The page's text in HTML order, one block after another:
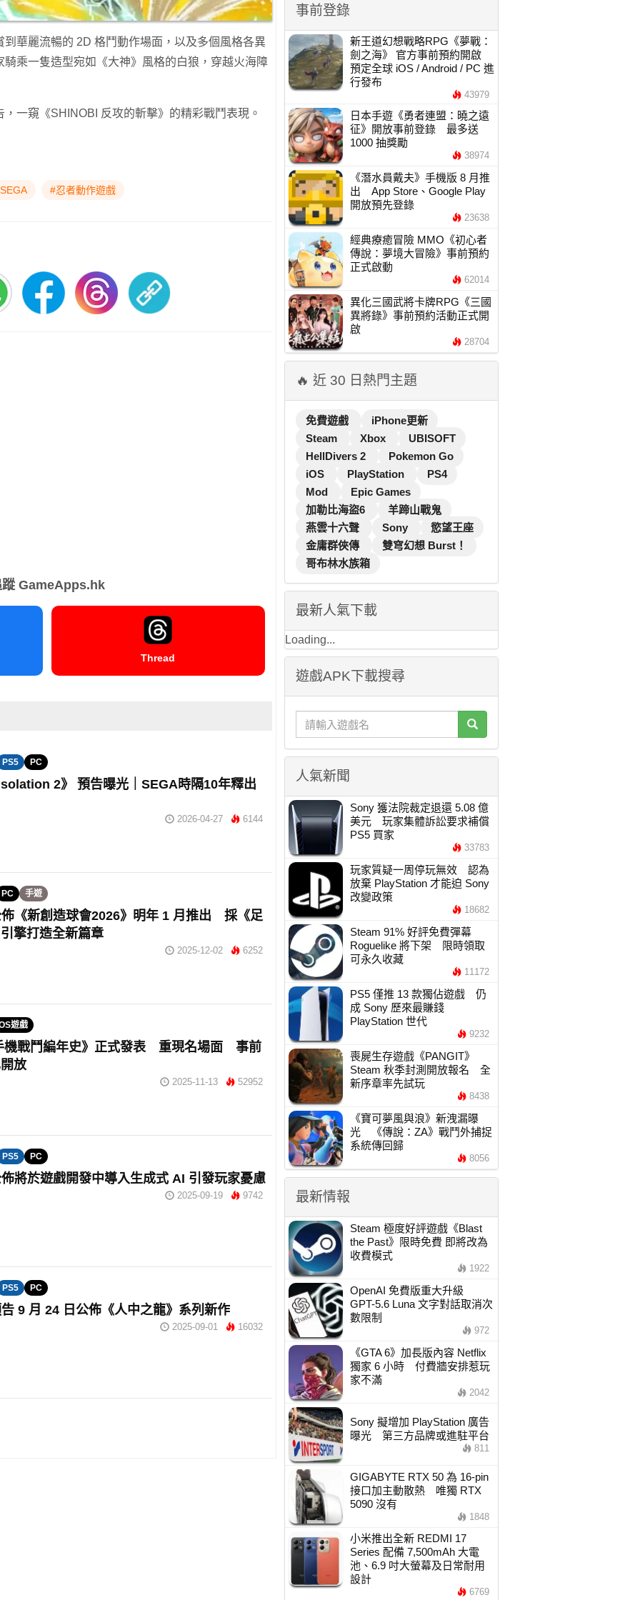
華麗流暢的 2D 格鬥動作場面，以及多個風格各異
乘一隻造型宛如《大神》風格的白狼，穿越火海障
一窺《SHINOBI 反攻的斬擊》的精彩戰鬥表現。
#忍者動作遊戲
蹤 GameApps.hk
Thread
PS5 PC
2》 預告曝光｜SEGA時隔10年釋出
2026-04-27 6144
PC 手遊
《新創造球會2026》明年 1 月推出 採《足
擎打造全新篇章
2025-12-02 6252
遊戲
機戰鬥編年史》正式發表 重現名場面 事前
放
2025-11-13 52952
PS5 PC
將於遊戲開發中導入生成式 AI 引發玩家憂慮
2025-09-19 9742
PS5 PC
9 月 24 日公佈《人中之龍》系列新作
2025-09-01 16032
事前登錄
新王道幻想戰略RPG《夢戰：
劍之海》 官方事前預約開啟
預定全球 iOS / Android / PC 進
行發布
43979
日本手遊《勇者連盟：曉之遠
征》開放事前登錄 最多送
1000 抽獎勵
38974
《潛水員戴夫》手機版 8 月推
出 App Store、Google Play
開放預先登錄
23638
經典療癒冒險 MMO《初心者
傳說：夢境大冒險》事前預約
正式啟動
62014
異化三國武將卡牌RPG《三國
異將錄》事前預約活動正式開
啟
28704
🔥 近 30 日熱門主題
免費遊戲
iPhone更新
Steam
Xbox
UBISOFT
HellDivers 2
Pokemon Go
iOS
PlayStation
PS4
Mod
Epic Games
加勒比海盜6
羊蹄山戰鬼
燕雲十六聲
Sony
慾望王座
金庸群俠傳
雙穹幻想 Burst！
哥布林水族箱
最新人氣下載
Loading...
遊戲APK下載搜尋
人氣新聞
Sony 獲法院裁定退還 5.08 億
美元 玩家集體訴訟要求補償
PS5 買家
33783
玩家質疑一周停玩無效 認為
放棄 PlayStation 才能迫 Sony
改變政策
18682
Steam 91% 好評免費彈幕
Roguelike 將下架 限時領取
可永久收藏
11172
PS5 僅推 13 款獨佔遊戲 仍
成 Sony 歷來最賺錢
PlayStation 世代
9232
喪屍生存遊戲《PANGIT》
Steam 秋季封測開放報名 全
新序章率先試玩
8438
《寶可夢風與浪》新洩漏曝
光 《傳說：ZA》戰鬥外捕捉
系統傳回歸
8056
最新情報
Steam 極度好評遊戲《Blast
the Past》限時免費 即將改為
收費模式
1922
OpenAI 免費版重大升級
GPT-5.6 Luna 文字對話取消次
數限制
972
《GTA 6》加長版內容 Netflix
獨家 6 小時 付費牆安排惹玩
家不滿
2042
Sony 擬增加 PlayStation 廣告
曝光 第三方品牌或進駐平台
811
GIGABYTE RTX 50 為 16-pin
接口加主動散熱 唯獨 RTX
5090 沒有
1848
小米推出全新 REDMI 17
Series 配備 7,500mAh 大電
池、6.9 吋大螢幕及日常耐用
設計
6769